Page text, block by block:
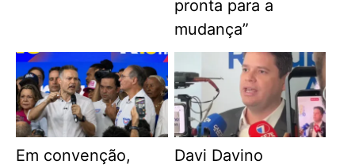
pronta para a
mudança”
Em convenção,
Davi Davino